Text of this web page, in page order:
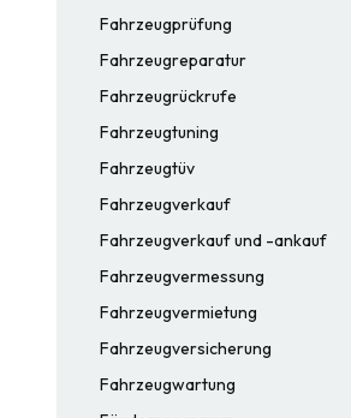
Fahrzeugprüfung
Fahrzeugreparatur
Fahrzeugrückrufe
Fahrzeugtuning
Fahrzeugtüv
Fahrzeugverkauf
Fahrzeugverkauf und -ankauf
Fahrzeugvermessung
Fahrzeugvermietung
Fahrzeugversicherung
Fahrzeugwartung